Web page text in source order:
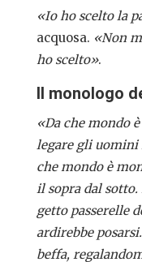
«Io ho scelto la
acquosa. «Non
ho scelto».
Il monologo
«Da che mondo
legare gli uomini
che mondo è
il sopra dal sotto.
getto passerelle
ardirebbe
beffa,